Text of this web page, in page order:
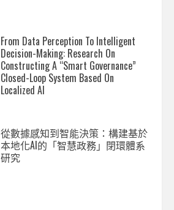
From Data Perception To Intelligent
Decision-Making: Research On
Constructing A “Smart Governance”
Closed-Loop System Based On
Localized AI
從數據感知到智能決策：構建基於
本地化AI的「智慧政務」閉環體系
研究